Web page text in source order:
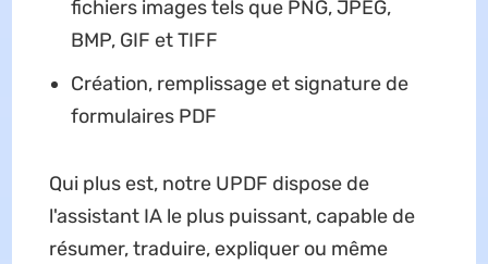
fichiers images tels que PNG, JPEG,
BMP, GIF et TIFF
Création, remplissage et signature de
formulaires PDF
Qui plus est, notre UPDF dispose de
l'assistant IA le plus puissant, capable de
résumer, traduire, expliquer ou même